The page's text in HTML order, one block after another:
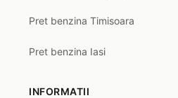
Pret benzina Timisoara
Pret benzina Iasi
INFORMATII